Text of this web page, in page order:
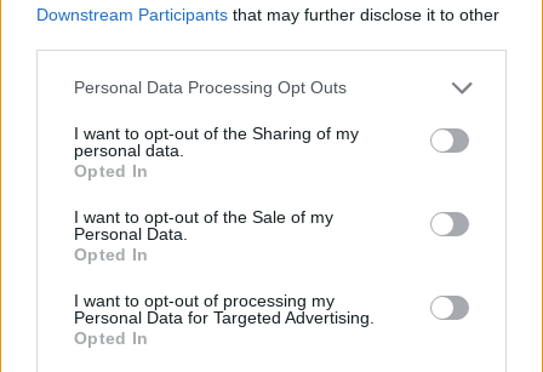
Downstream Participants that may further disclose it to other
Personal Data Processing Opt Outs
I want to opt-out of the Sharing of my
personal data.
Opted In
I want to opt-out of the Sale of my
Personal Data.
Opted In
I want to opt-out of processing my
Personal Data for Targeted Advertising.
Opted In